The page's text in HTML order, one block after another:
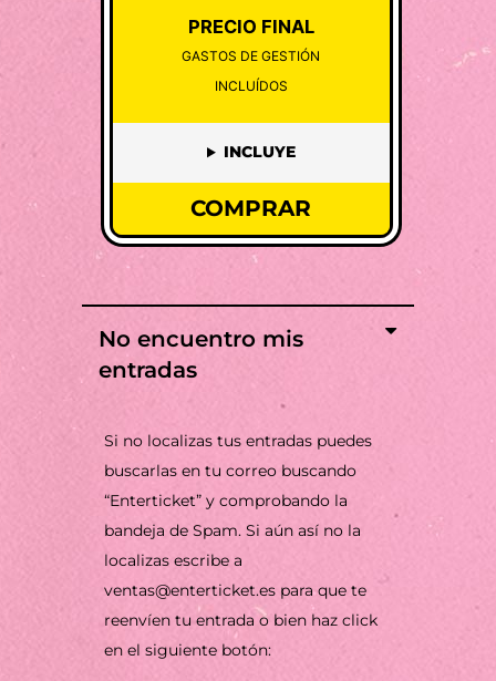
PRECIO FINAL
GASTOS DE GESTIÓN
INCLUÍDOS
INCLUYE
COMPRAR
No encuentro mis
entradas
Si no localizas tus entradas puedes
buscarlas en tu correo buscando
“Enterticket” y comprobando la
bandeja de Spam. Si aún así no la
localizas escribe a
ventas@enterticket.es para que te
reenvíen tu entrada o bien haz click
en el siguiente botón: